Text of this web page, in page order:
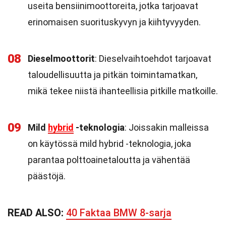
useita bensiinimoottoreita, jotka tarjoavat
erinomaisen suorituskyvyn ja kiihtyvyyden.
08 Dieselmoottorit: Dieselvaihtoehdot tarjoavat
taloudellisuutta ja pitkän toimintamatkan,
mikä tekee niistä ihanteellisia pitkille matkoille.
09 Mild hybrid -teknologia: Joissakin malleissa
on käytössä mild hybrid -teknologia, joka
parantaa polttoainetaloutta ja vähentää
päästöjä.
READ ALSO: 40 Faktaa BMW 8-sarja